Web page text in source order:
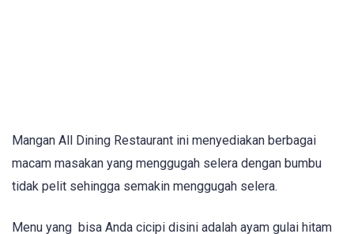
Mangan All Dining Restaurant ini menyediakan berbagai
macam masakan yang menggugah selera dengan bumbu
tidak pelit sehingga semakin menggugah selera.
Menu yang bisa Anda cicipi disini adalah ayam gulai hitam